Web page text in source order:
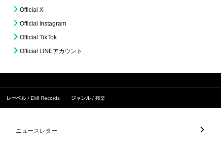
Official X
Official Instagram
Official TikTok
Official LINEアカウント
レーベル EMI Records ジャンル 邦楽
ニュースレター